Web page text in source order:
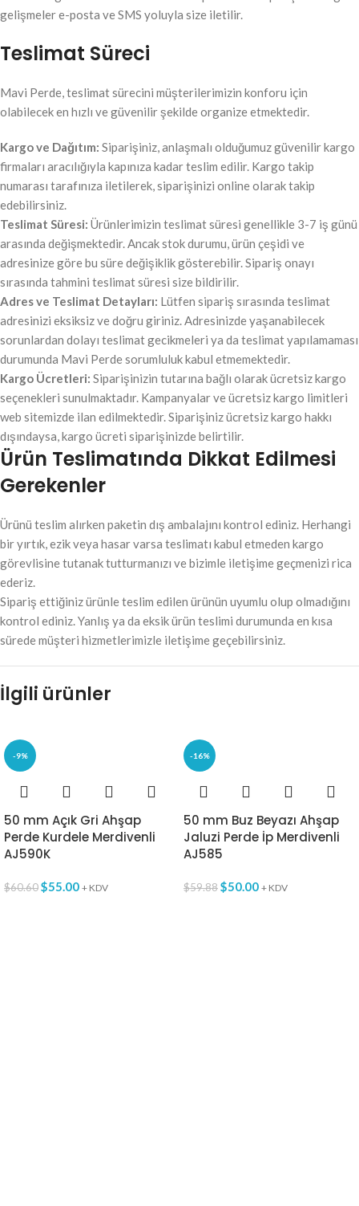
gelişmeler e-posta ve SMS yoluyla size iletilir.
Teslimat Süreci
Mavi Perde, teslimat sürecini müşterilerimizin konforu için
olabilecek en hızlı ve güvenilir şekilde organize etmektedir.
Kargo ve Dağıtım: Siparişiniz, anlaşmalı olduğumuz güvenilir kargo
firmaları aracılığıyla kapınıza kadar teslim edilir. Kargo takip
numarası tarafınıza iletilerek, siparişinizi online olarak takip
edebilirsiniz.
Teslimat Süresi: Ürünlerimizin teslimat süresi genellikle 3-7 iş günü
arasında değişmektedir. Ancak stok durumu, ürün çeşidi ve
adresinize göre bu süre değişiklik gösterebilir. Sipariş onayı
sırasında tahmini teslimat süresi size bildirilir.
Adres ve Teslimat Detayları: Lütfen sipariş sırasında teslimat
adresinizi eksiksiz ve doğru giriniz. Adresinizde yaşanabilecek
sorunlardan dolayı teslimat gecikmeleri ya da teslimat yapılamaması
durumunda Mavi Perde sorumluluk kabul etmemektedir.
Kargo Ücretleri: Siparişinizin tutarına bağlı olarak ücretsiz kargo
seçenekleri sunulmaktadır. Kampanyalar ve ücretsiz kargo limitleri
web sitemizde ilan edilmektedir. Siparişiniz ücretsiz kargo hakkı
dışındaysa, kargo ücreti siparişinizde belirtilir.
Ürün Teslimatında Dikkat Edilmesi
Gerekenler
Ürünü teslim alırken paketin dış ambalajını kontrol ediniz. Herhangi
bir yırtık, ezik veya hasar varsa teslimatı kabul etmeden kargo
görevlisine tutanak tutturmanızı ve bizimle iletişime geçmenizi rica
ederiz.
Sipariş ettiğiniz ürünle teslim edilen ürünün uyumlu olup olmadığını
kontrol ediniz. Yanlış ya da eksik ürün teslimi durumunda en kısa
sürede müşteri hizmetlerimizle iletişime geçebilirsiniz.
İlgili ürünler
-9%
50 mm Açık Gri Ahşap
Perde Kurdele Merdivenli
AJ590K
$60.60$55.00 + KDV
-16%
50 mm Buz Beyazı Ahşap
Jaluzi Perde İp Merdivenli
AJ585
$59.88$50.00 + KDV